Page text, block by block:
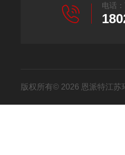
电话：
版权所有© 2026 恩派特江